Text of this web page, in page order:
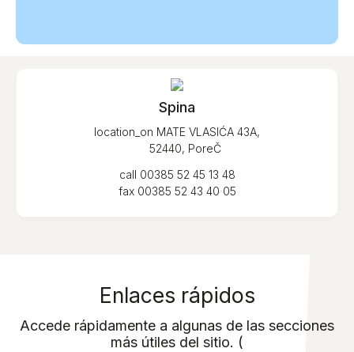
Spina
location_on MATE VLASIĆA 43A,
52440, PoreČ
call 00385 52 45 13 48
fax00385 52 43 40 05
Enlaces rápidos
Accede rápidamente a algunas de las secciones
más útiles del sitio. (